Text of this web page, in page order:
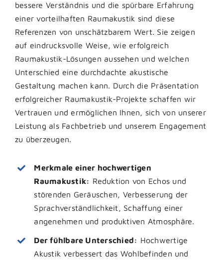
bessere Verständnis und die spürbare Erfahrung
einer vorteilhaften Raumakustik sind diese
Referenzen von unschätzbarem Wert. Sie zeigen
auf eindrucksvolle Weise, wie erfolgreich
Raumakustik-Lösungen aussehen und welchen
Unterschied eine durchdachte akustische
Gestaltung machen kann. Durch die Präsentation
erfolgreicher Raumakustik-Projekte schaffen wir
Vertrauen und ermöglichen Ihnen, sich von unserer
Leistung als Fachbetrieb und unserem Engagement
zu überzeugen.
Merkmale einer hochwertigen
Raumakustik: Reduktion von Echos und
störenden Geräuschen, Verbesserung der
Sprachverständlichkeit, Schaffung einer
angenehmen und produktiven Atmosphäre.
Der fühlbare Unterschied: Hochwertige
Akustik verbessert das Wohlbefinden und